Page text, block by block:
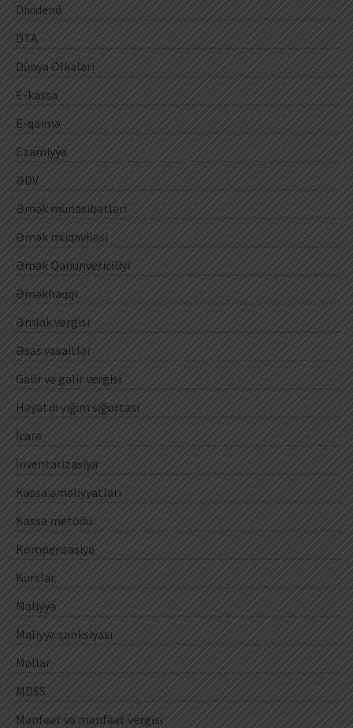
Dividend
DTA
Dünya Ölkələri
E-kassa
E-qaimə
Ezamiyyə
ƏDV
Əmək münasibətləri
Əmək müqaviləsi
Əmək Qanunvericiliyi
Əməkhaqqı
Əmlak vergisi
Əsas vəsaitlər
Gəlir və gəlir vergisi
Həyatın yığım sığortası
İcarə
İnventarizasiya
Kassa əməliyyatları
Kassa metodu
Kompensasiya
Kurslar
Maliyyə
Maliyyə sanksiyası
Mallar
MDSS
Mənfəət və mənfəət vergisi